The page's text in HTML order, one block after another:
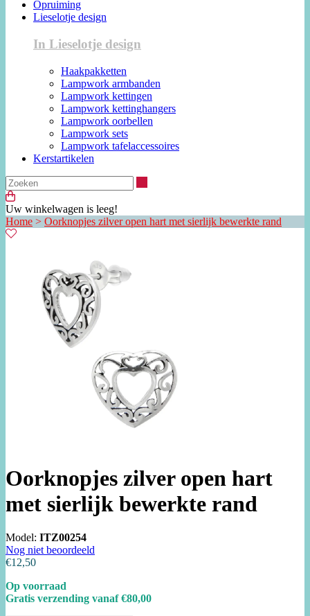
Opruiming
Lieselotje design
In Lieselotje design
Haakpakketten
Lampwork armbanden
Lampwork kettingen
Lampwork kettinghangers
Lampwork oorbellen
Lampwork sets
Lampwork tafelaccessoires
Kerstartikelen
Uw winkelwagen is leeg!
Home > Oorknopjes zilver open hart met sierlijk bewerkte rand
Oorknopjes zilver open hart
met sierlijk bewerkte rand
Model: ITZ00254
Nog niet beoordeeld
€12,50
Op voorraad
Gratis verzending vanaf €80,00